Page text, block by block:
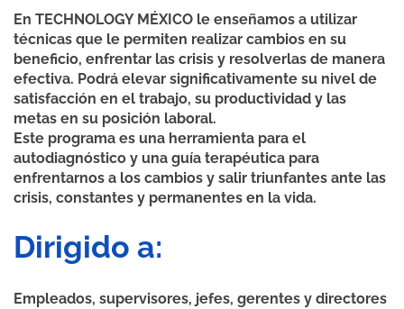
En TECHNOLOGY MÉXICO le enseñamos a utilizar
técnicas que le permiten realizar cambios en su
beneficio, enfrentar las crisis y resolverlas de manera
efectiva. Podrá elevar significativamente su nivel de
satisfacción en el trabajo, su productividad y las
metas en su posición laboral.
Este programa es una herramienta para el
autodiagnóstico y una guía terapéutica para
enfrentarnos a los cambios y salir triunfantes ante las
crisis, constantes y permanentes en la vida.
Dirigido a:
Empleados, supervisores, jefes, gerentes y directores